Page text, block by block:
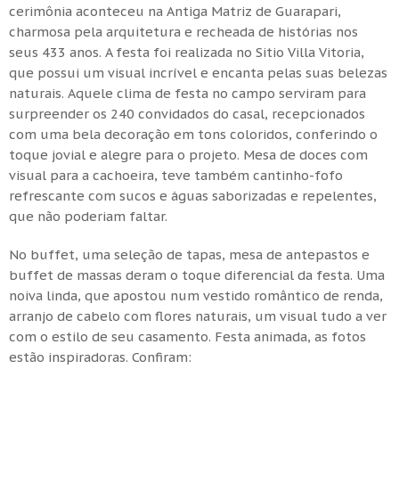
cerimônia aconteceu na Antiga Matriz de Guarapari,
charmosa pela arquitetura e recheada de histórias nos
seus 433 anos. A festa foi realizada no Sitio Villa Vitoria,
que possui um visual incrível e encanta pelas suas belezas
naturais. Aquele clima de festa no campo serviram para
surpreender os 240 convidados do casal, recepcionados
com uma bela decoração em tons coloridos, conferindo o
toque jovial e alegre para o projeto. Mesa de doces com
visual para a cachoeira, teve também cantinho-fofo
refrescante com sucos e águas saborizadas e repelentes,
que não poderiam faltar.
No buffet, uma seleção de tapas, mesa de antepastos e
buffet de massas deram o toque diferencial da festa. Uma
noiva linda, que apostou num vestido romântico de renda,
arranjo de cabelo com flores naturais, um visual tudo a ver
com o estilo de seu casamento. Festa animada, as fotos
estão inspiradoras. Confiram: